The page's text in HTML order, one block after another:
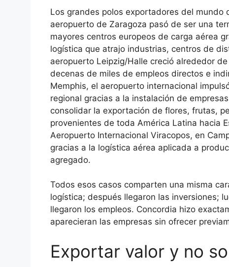
Los grandes polos exportadores del mundo
aeropuerto de Zaragoza pasó de ser una
mayores centros europeos de carga aérea
logística que atrajo industrias, centros de
aeropuerto Leipzig/Halle creció alrededor
decenas de miles de empleos directos e
Memphis, el aeropuerto internacional
regional gracias a la instalación de
consolidar la exportación de flores, frutas,
provenientes de toda América Latina hacia
Aeropuerto Internacional Viracopos, en
gracias a la logística aérea aplicada a
agregado.
Todos esos casos comparten una misma
logística; después llegaron las inversiones;
llegaron los empleos. Concordia hizo
aparecieran las empresas sin ofrecer
Exportar valor y no